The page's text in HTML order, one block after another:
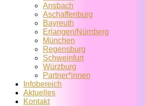
Ansbach
Aschaffenburg
Bayreuth
Erlangen/Nürnberg
München
Regensburg
Schweinfurt
Würzburg
Partner*innen
Infobereich
Aktuelles
Kontakt